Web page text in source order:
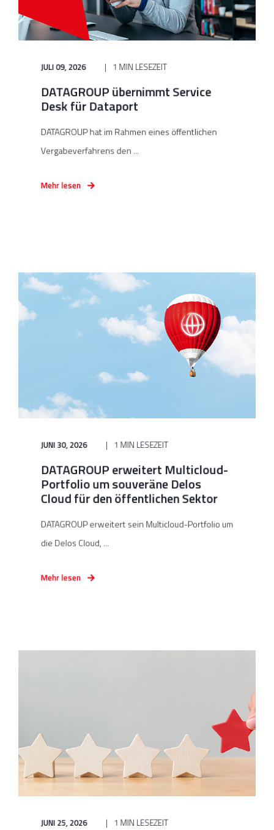
JULI 09, 2026 1 MIN LESEZEIT
DATAGROUP übernimmt Service
Desk für Dataport
DATAGROUP hat im Rahmen eines öffentlichen
Vergabeverfahrens den ...
Mehr lesen
JUNI 30, 2026 1 MIN LESEZEIT
DATAGROUP erweitert Multicloud-
Portfolio um souveräne Delos
Cloud für den öffentlichen Sektor
DATAGROUP erweitert sein Multicloud-Portfolio um
die Delos Cloud, ...
Mehr lesen
JUNI 25, 2026 1 MIN LESEZEIT